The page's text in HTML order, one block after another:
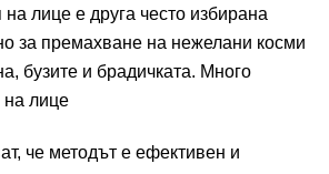
лице е друга често избирана
за премахване на нежелани косми
бузите и брадичката. Много
на лице
че методът е ефективен и